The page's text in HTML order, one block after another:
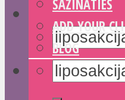
SAZINĀTIES
ADD YOUR
BLOG